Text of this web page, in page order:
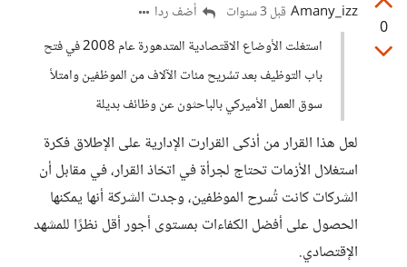
0
Amany_izz قبل 3 سنوات
أضف ردا
استغلت الأوضاع الاقتصادية المتدهورة عام 2008 في فتح
باب التوظيف بعد تسُريح مئات الآلاف من الموظفين وامتلأ
سوق العمل الأميركي بالباحثون عن وظائف بديلة
لعل هذا القرار من أذكى القرارت الإدارية على الإطلاق فكرة
استغلال الأزمات تحتاج لجرأة في اتخاذ القرار، في مقابل أن
الشركات كانت تُسرح الموظفين، وجدت الشركة أنها يمكنها
الحصول على أفضل الكفاءات بمستوى أجور أقل نظرًا للمشهد
الإقتصادي.